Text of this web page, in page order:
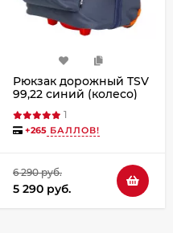
Рюкзак дорожный TSV
99,22 синий (колесо)
1
+265 БАЛЛОВ!
6 290 руб.
5 290 руб.